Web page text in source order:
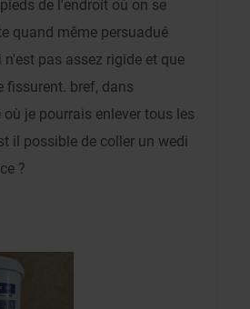
de l'endroit où on se
quand même persuadué
n'est pas assez rigide et que
fissurent. bref, dans
je pourrais enlever tous les
il possible de coller un wedi
?